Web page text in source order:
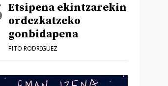
Etsipena ekintzarekin
ordezkatzeko
gonbidapena
FITO RODRIGUEZ